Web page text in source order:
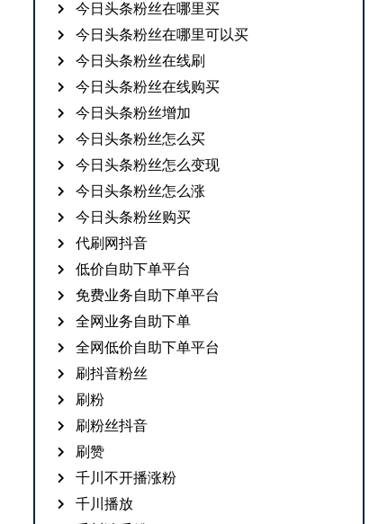
今日头条粉丝在哪里买
今日头条粉丝在哪里可以买
今日头条粉丝在线刷
今日头条粉丝在线购买
今日头条粉丝增加
今日头条粉丝怎么买
今日头条粉丝怎么变现
今日头条粉丝怎么涨
今日头条粉丝购买
代刷网抖音
低价自助下单平台
免费业务自助下单平台
全网业务自助下单
全网低价自助下单平台
刷抖音粉丝
刷粉
刷粉丝抖音
刷赞
千川不开播涨粉
千川播放